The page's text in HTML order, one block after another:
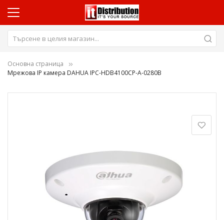
Основна страница
Мрежова IP камера DAHUA IPC-HDB4100CP-A-0280B